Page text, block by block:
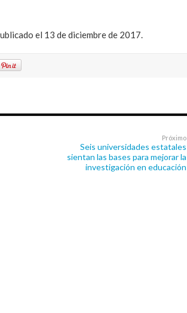
el 13 de diciembre de 2017.
Próximo
Seis universidades estatales
sientan las bases para mejorar la
investigación en educación